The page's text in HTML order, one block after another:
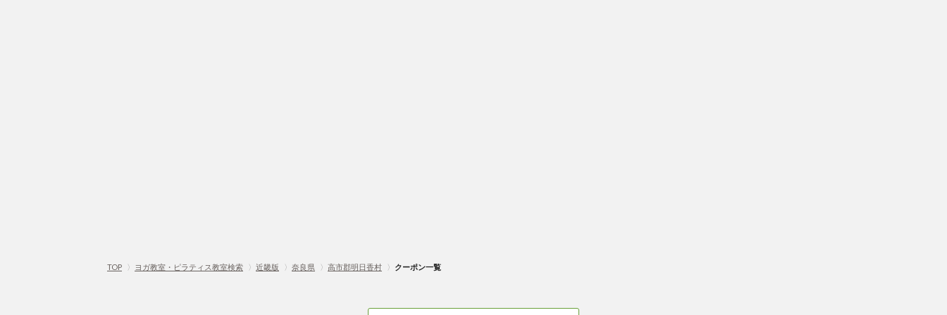
TOP 〉 ヨガ教室・ピラティス教室検索 〉 近畿版 〉 奈良県 〉 高市郡明日香村 〉 クーポン一覧